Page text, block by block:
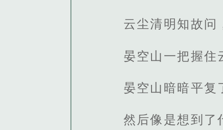
云尘清明知故问
晏空山一把握住
晏空山暗暗平复
然后像是想到了